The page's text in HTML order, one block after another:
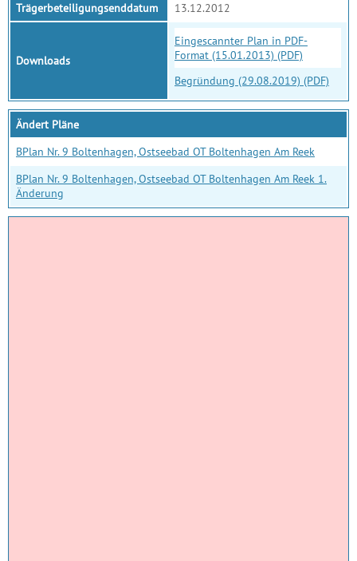
Trägerbeteiligungsenddatum
13.12.2012
Downloads
Eingescannter Plan in PDF-
Format (15.01.2013) (PDF)
Begründung (29.08.2019) (PDF)
Ändert Pläne
BPlan Nr. 9 Boltenhagen, Ostseebad OT Boltenhagen Am Reek
BPlan Nr. 9 Boltenhagen, Ostseebad OT Boltenhagen Am Reek 1.
Änderung